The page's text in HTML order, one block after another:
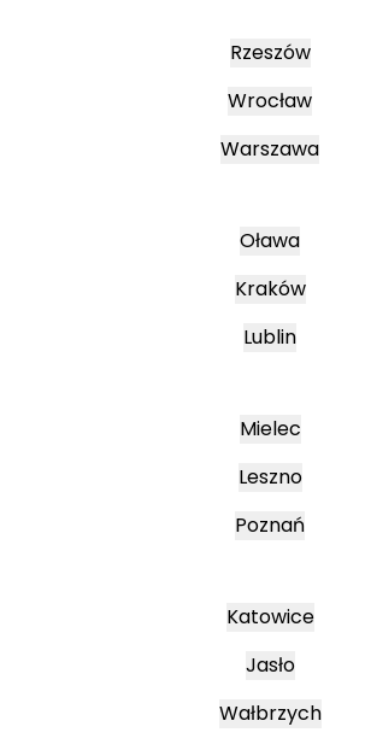
Rzeszów
Wrocław
Warszawa
Oława
Kraków
Lublin
Mielec
Leszno
Poznań
Katowice
Jasło
Wałbrzych